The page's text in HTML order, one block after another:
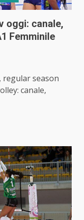
oggi: canale,
Femminile
regular season
canale,